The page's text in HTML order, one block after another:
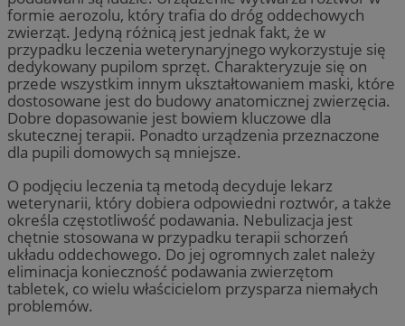
formie aerozolu, który trafia do dróg oddechowych
zwierząt. Jedyną różnicą jest jednak fakt, że w
przypadku leczenia weterynaryjnego wykorzystuje się
dedykowany pupilom sprzęt. Charakteryzuje się on
przede wszystkim innym ukształtowaniem maski, które
dostosowane jest do budowy anatomicznej zwierzęcia.
Dobre dopasowanie jest bowiem kluczowe dla
skutecznej terapii. Ponadto urządzenia przeznaczone
dla pupili domowych są mniejsze.
O podjęciu leczenia tą metodą decyduje lekarz
weterynarii, który dobiera odpowiedni roztwór, a także
określa częstotliwość podawania. Nebulizacja jest
chętnie stosowana w przypadku terapii schorzeń
układu oddechowego. Do jej ogromnych zalet należy
eliminacja konieczność podawania zwierzętom
tabletek, co wielu właścicielom przysparza niemałych
problemów.